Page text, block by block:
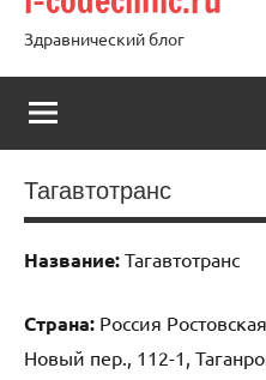
Здравнический блог
Тагавтотранс
Название: Тагавтотранс
Страна: Россия
Новый пер., 112-1,